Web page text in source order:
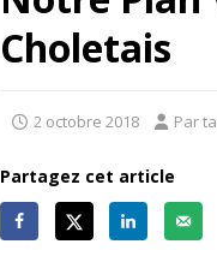
L
Choletais
2 octobre 2018 Par
Partagez cet article